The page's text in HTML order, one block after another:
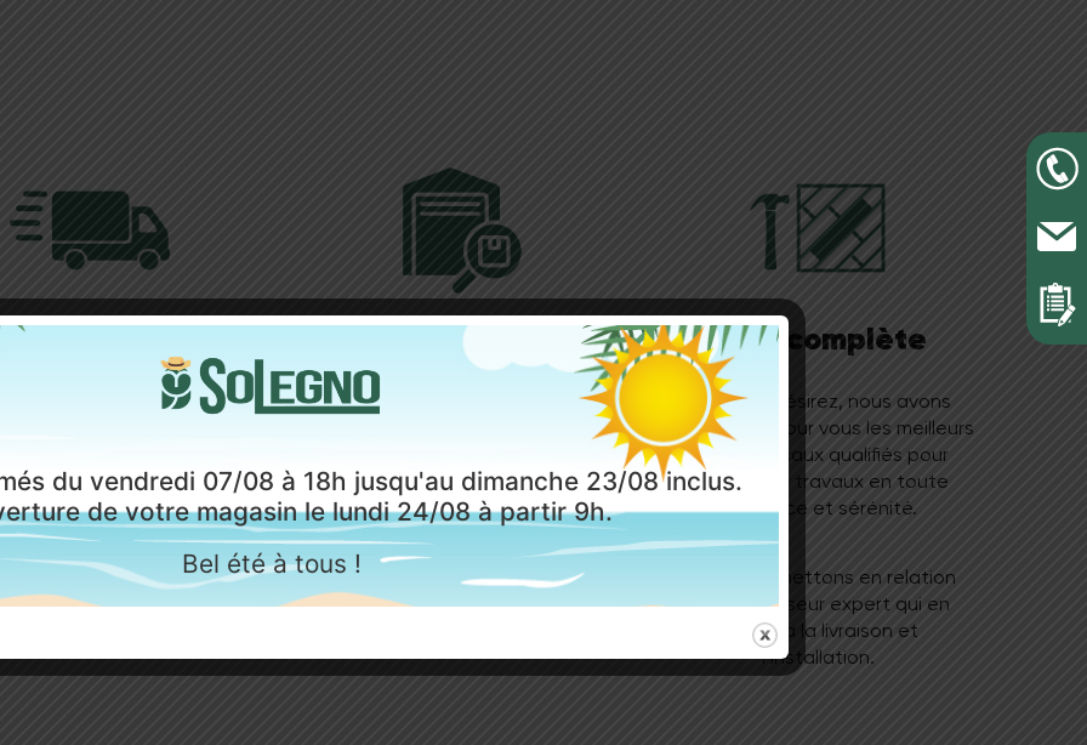
Livraison
votre spécialiste sol et
en stock livrés sous 48h
Stock permanent
Disponibilité immédiate à Lyon sur
de nombreux produits tels que les
stratifiés, lames de terrasse bois
au composite.
Mais aussi tous les produits de
pose et d’entretien.
Pose complète
Si vous le désirez, nous avons
sélectionné pour vous les meilleurs
artisans locaux qualifiés pour
réaliser vos travaux en toute
confiance et sérénité.
Nous vous mettons en relation
avec un poseur expert qui en
assurera la livraison et
l’installation.
du vendredi 07/08 à 18h jusqu'au dimanche 23/08 inclus.
de votre magasin le lundi 24/08 à partir 9h.
Bel été à tous !